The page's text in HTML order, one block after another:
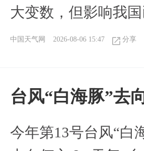
大变数，但影响我国
中国天气网 2026-08-06 15:47 分享
台风“白海豚”去
今年第13号台风“白